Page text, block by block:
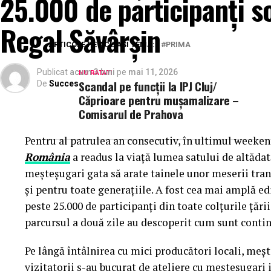
ARTICOLE PE ACEIASI TEMA: PRIMA
NU RATATI
Scandal pe funcții la IPJ Cluj/
Căprioare pentru mușamalizare –
Comisarul de Prahova
25.000 de participanți
Regal Săvârșin
Publicat acum 3 luni pe mai 11, 2026
De Succes
Pentru al patrulea an consecutiv, în ultimul
România a readus la viață lumea satului de
meșteșugari gata să arate tainele unor meserii
și pentru toate generațiile. A fost cea mai amplă
peste 25.000 de participanți din toate colțurile
parcursul a două zile au descoperit cum sunt
Pe lângă întâlnirea cu mici producători locali,
vizitatorii s-au bucurat de ateliere cu meșteșugari